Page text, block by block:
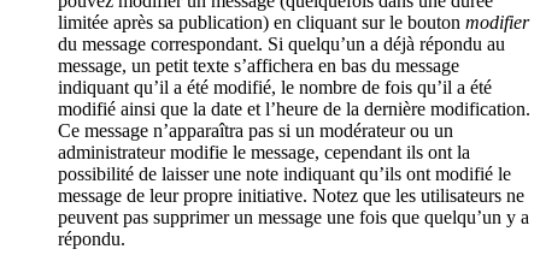
limitée après sa publication) en cliquant sur le bouton modifier
du message correspondant. Si quelqu’un a déjà répondu au
message, un petit texte s’affichera en bas du message
indiquant qu’il a été modifié, le nombre de fois qu’il a été
modifié ainsi que la date et l’heure de la dernière modification.
Ce message n’apparaîtra pas si un modérateur ou un
administrateur modifie le message, cependant ils ont la
possibilité de laisser une note indiquant qu’ils ont modifié le
message de leur propre initiative. Notez que les utilisateurs ne
peuvent pas supprimer un message une fois que quelqu’un y a
répondu.